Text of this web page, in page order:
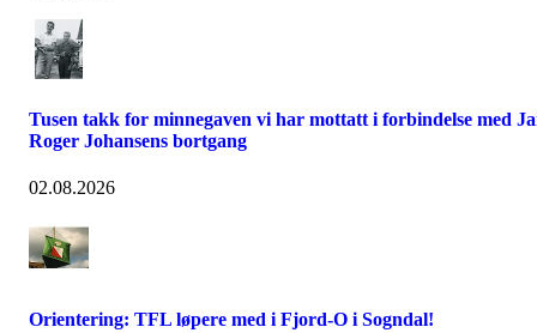
Tusen takk for minnegaven vi har mottatt i forbindelse med
Roger Johansens bortgang
02.08.2026
Orientering: TFL løpere med i Fjord-O i Sogndal!